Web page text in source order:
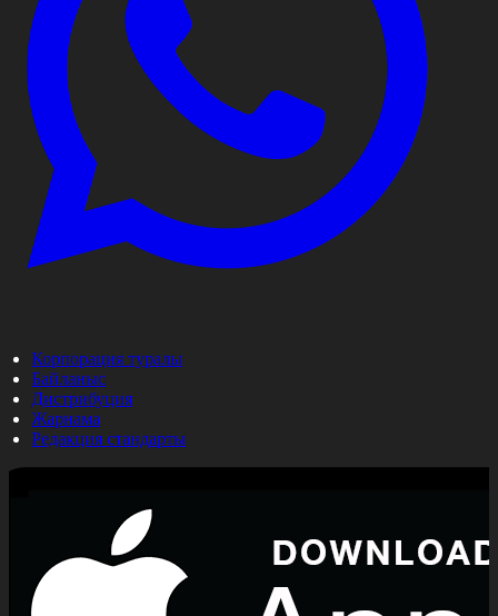
Корпорация туралы
Байланыс
Дистрибуция
Жарнама
Редакция стандарты